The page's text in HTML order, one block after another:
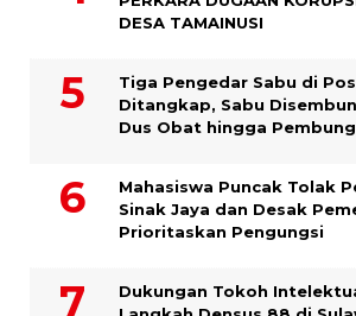
DESA TAMAINUSI
Tiga Pengedar Sabu di
Ditangkap, Sabu
Dus Obat hingga
Mahasiswa Puncak Tolak
Sinak Jaya dan Desak
Prioritaskan Pengungsi
Dukungan Tokoh